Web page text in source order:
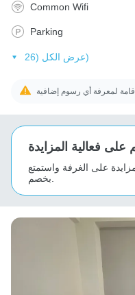
Common Wifi
Parking
عرض الكل (26)
فعالية المزايدة
على الغرفة واستمتع